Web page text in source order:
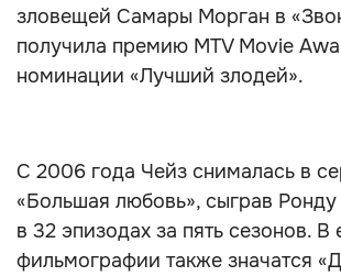
зловещей Самары Морган в
получила премию MTV Movie
номинации «Лучший злодей».
С 2006 года Чейз снималась в
«Большая любовь», сыграв
в 32 эпизодах за пять сезонов. В
фильмографии также значатся